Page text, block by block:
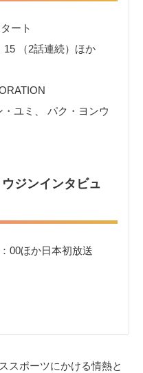
タート
15 （2話連続）ほか
ユミ、 パク・ヨンウ
ウジンインタビュ
00ほか日本初放送
スポーツにかける情熱と